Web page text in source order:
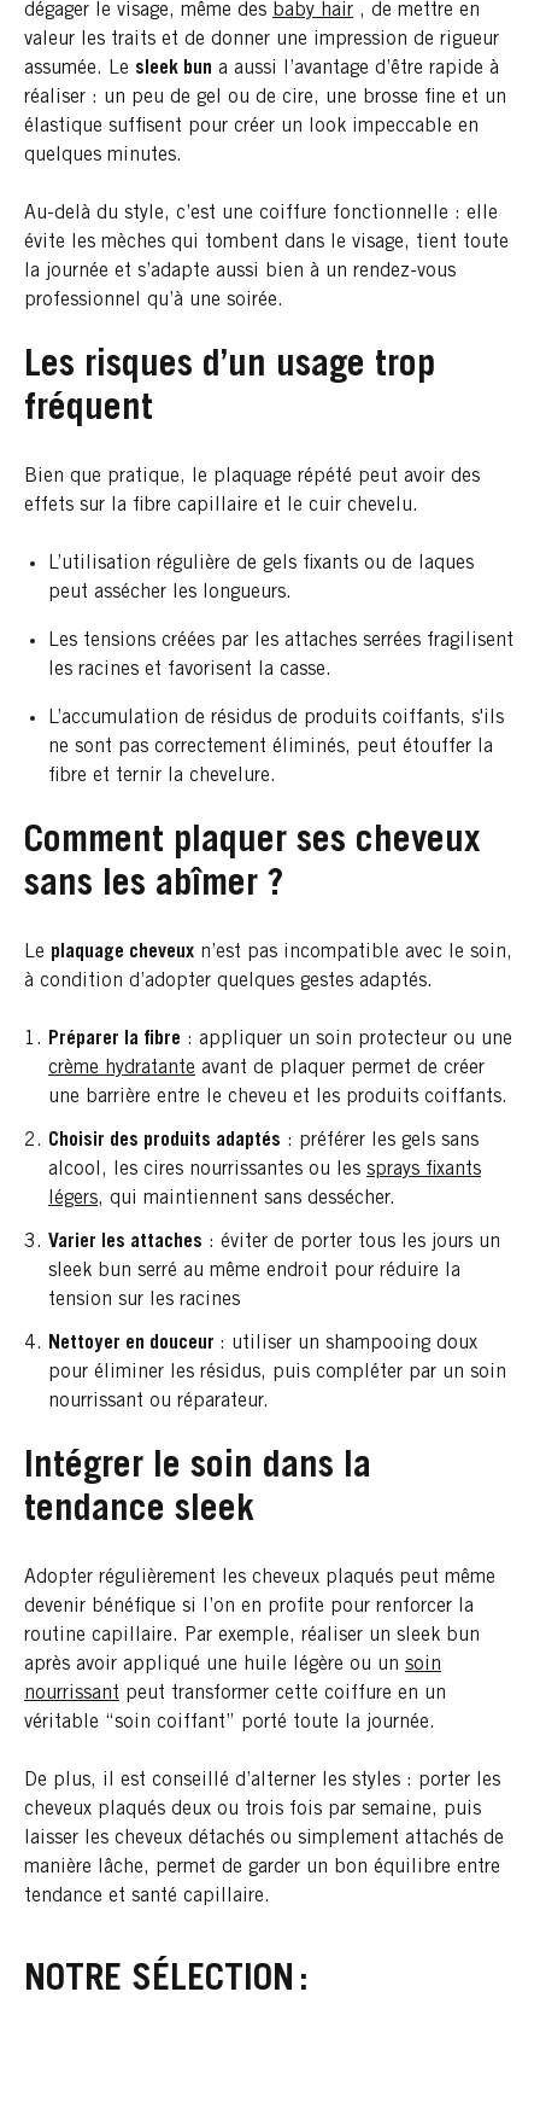
dégager le visage, même des baby hair , de mettre en
valeur les traits et de donner une impression de rigueur
assumée. Le sleek bun a aussi l’avantage d’être rapide à
réaliser : un peu de gel ou de cire, une brosse fine et un
élastique suffisent pour créer un look impeccable en
quelques minutes.
Au-delà du style, c’est une coiffure fonctionnelle : elle
évite les mèches qui tombent dans le visage, tient toute
la journée et s’adapte aussi bien à un rendez-vous
professionnel qu’à une soirée.
Les risques d’un usage trop
fréquent
Bien que pratique, le plaquage répété peut avoir des
effets sur la fibre capillaire et le cuir chevelu.
L’utilisation régulière de gels fixants ou de laques
peut assécher les longueurs.
Les tensions créées par les attaches serrées fragilisent
les racines et favorisent la casse.
L’accumulation de résidus de produits coiffants, s'ils
ne sont pas correctement éliminés, peut étouffer la
fibre et ternir la chevelure.
Comment plaquer ses cheveux
sans les abîmer ?
Le plaquage cheveux n’est pas incompatible avec le soin,
à condition d’adopter quelques gestes adaptés.
Préparer la fibre : appliquer un soin protecteur ou une
crème hydratante avant de plaquer permet de créer
une barrière entre le cheveu et les produits coiffants.
Choisir des produits adaptés : préférer les gels sans
alcool, les cires nourrissantes ou les sprays fixants
légers, qui maintiennent sans dessécher.
Varier les attaches : éviter de porter tous les jours un
sleek bun serré au même endroit pour réduire la
tension sur les racines
Nettoyer en douceur : utiliser un shampooing doux
pour éliminer les résidus, puis compléter par un soin
nourrissant ou réparateur.
Intégrer le soin dans la
tendance sleek
Adopter régulièrement les cheveux plaqués peut même
devenir bénéfique si l’on en profite pour renforcer la
routine capillaire. Par exemple, réaliser un sleek bun
après avoir appliqué une huile légère ou un soin
nourrissant peut transformer cette coiffure en un
véritable “soin coiffant” porté toute la journée.
De plus, il est conseillé d’alterner les styles : porter les
cheveux plaqués deux ou trois fois par semaine, puis
laisser les cheveux détachés ou simplement attachés de
manière lâche, permet de garder un bon équilibre entre
tendance et santé capillaire.
NOTRE SÉLECTION :